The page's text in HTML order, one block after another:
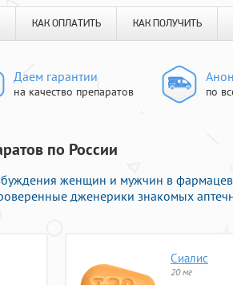
КАК ОПЛАТИТЬ КАК ПОЛУЧИТЬ
Даем гарантии
на качество препаратов по
по России
женщин и мужчин в
дженерики знакомых
Сиалис
20 мг